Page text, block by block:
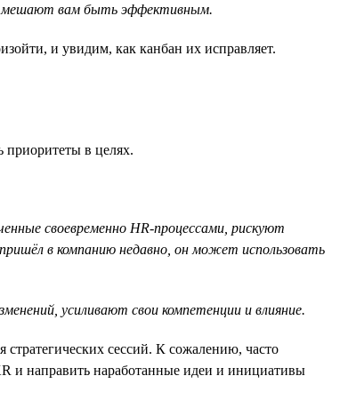
мешают вам быть эффективным.
и увидим, как канбан их исправляет.
в целях.
своевременно HR-процессами, рискуют
в компанию недавно, он может использовать
усиливают свои компетенции и влияние.
сессий. К сожалению, часто
и направить наработанные идеи и инициативы